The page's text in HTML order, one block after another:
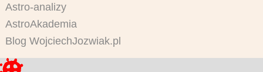
Astro-analizy
AstroAkademia
Blog WojciechJozwiak.pl